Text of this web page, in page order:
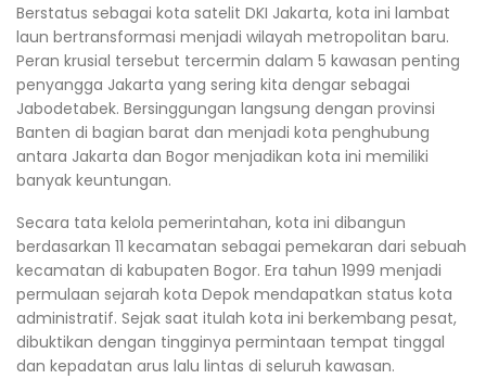
Berstatus sebagai kota satelit DKI Jakarta, kota ini lambat
laun bertransformasi menjadi wilayah metropolitan baru.
Peran krusial tersebut tercermin dalam 5 kawasan penting
penyangga Jakarta yang sering kita dengar sebagai
Jabodetabek. Bersinggungan langsung dengan provinsi
Banten di bagian barat dan menjadi kota penghubung
antara Jakarta dan Bogor menjadikan kota ini memiliki
banyak keuntungan.
Secara tata kelola pemerintahan, kota ini dibangun
berdasarkan 11 kecamatan sebagai pemekaran dari sebuah
kecamatan di kabupaten Bogor. Era tahun 1999 menjadi
permulaan sejarah kota Depok mendapatkan status kota
administratif. Sejak saat itulah kota ini berkembang pesat,
dibuktikan dengan tingginya permintaan tempat tinggal
dan kepadatan arus lalu lintas di seluruh kawasan.